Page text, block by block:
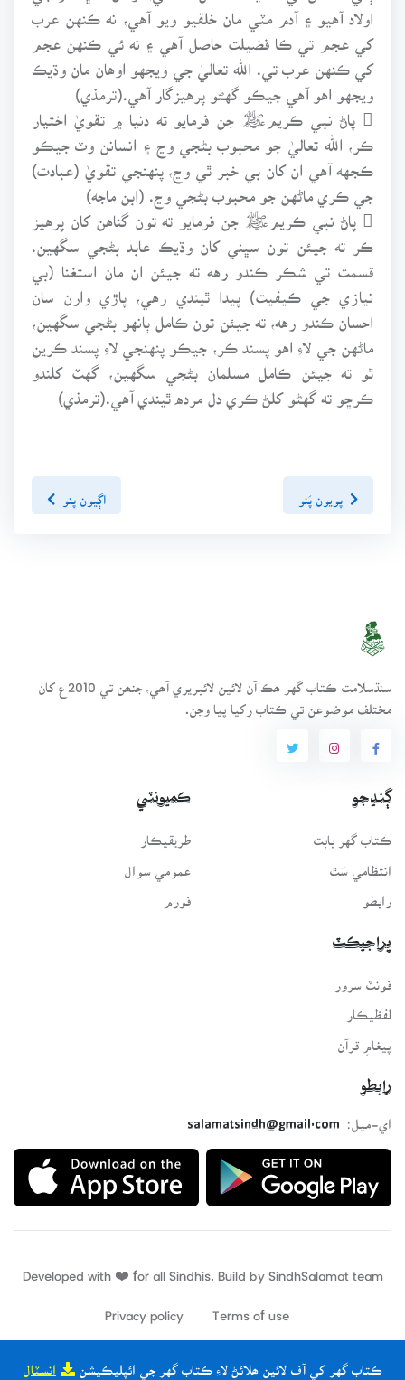
ڪتاب گهر کي آف لائين ھلائڻ لاءِ ڪتاب گهر جي ائپليڪيشن انسٽال
اولاد آهيو ۽ آدم مٽي مان خلقيو ويو آهي، نه ڪنهن عرب
کي عجم تي ڪا فضيلت حاصل آهي ۽ نه ئي ڪنهن عجم
کي ڪنهن عرب تي. الله تعاليٰ جي ويجهو اوهان مان وڌيڪ
ويجهو اهو آهي جيڪو گهڻو پرهيزگار آهي.(ترمذي)
 پاڻ نبي ڪريمﷺ جن فرمايو ته دنيا ۾ تقويٰ اختيار
ڪر، الله تعاليٰ جو محبوب بڻجي وڃ ۽ انسانن وٽ جيڪو
ڪجهه آهي ان کان بي خبر ٿي وڃ، پنهنجي تقويٰ (عبادت)
جي ڪري ماڻهن جو محبوب بڻجي وڃ. (ابن ماجه)
 پاڻ نبي ڪريمﷺ جن فرمايو ته تون گناهن کان پرهيز
ڪر ته جيئن تون سڀني کان وڌيڪ عابد بڻجي سگهين.
قسمت تي شڪر ڪندو رهه ته جيئن ان مان استغنا (بي
نيازي جي ڪيفيت) پيدا ٿيندي رهي، پاڙي وارن سان
احسان ڪندو رهه، ته جيئن تون ڪامل ٻانهو بڻجي سگهين،
ماڻهن جي لاءِ اهو پسند ڪر، جيڪو پنهنجي لاءِ پسند ڪرين
ٿو ته جيئن ڪامل مسلمان بڻجي سگهين، گهٽ کلندو
ڪرڇو ته گهڻو کلڻ ڪري دل مرده ٿيندي آهي.(ترمذي)
پويون پَنو اڳيون پنو
سنڌسلامت ڪتاب گهر ھڪ آن لائين لائبريري آھي، جنھن تي 2010ع کان
مختلف موضوعن تي ڪتاب رکيا پيا وڃن.
ڳنڍجو
ڪتاب گهر بابت
انتظامي سَٿ
رابطو
ڪميونٽي
طريقيڪار
عمومي سوال
فورم
پراجيڪٽ
لفظيڪار
پيغامِ قرآن
رابطو
اي-ميل:
salamatsindh@gmail.com
Developed with ❤️ for all Sindhis. Build by
Terms of use